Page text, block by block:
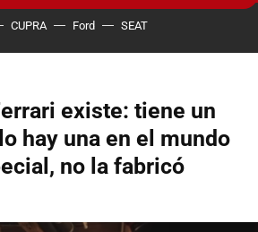
CUPRA Ford SEAT
existe: tiene un
hay una en el mundo
no la fabricó